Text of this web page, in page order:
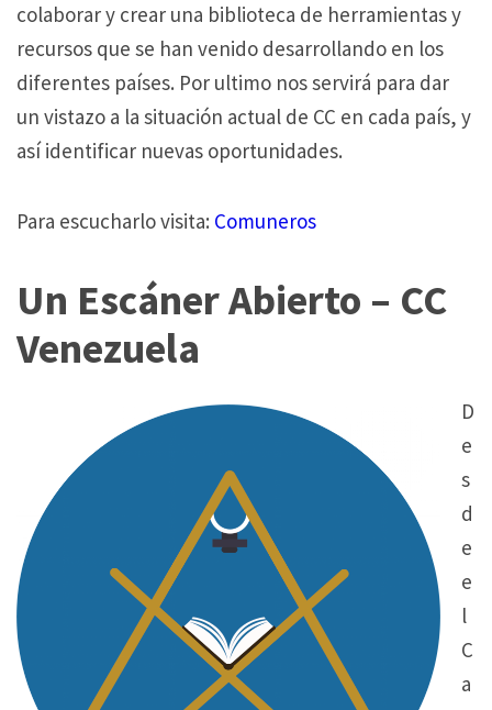
colaborar y crear una biblioteca de herramientas y
recursos que se han venido desarrollando en los
diferentes países. Por ultimo nos servirá para dar
un vistazo a la situación actual de CC en cada país, y
así identificar nuevas oportunidades.
Para escucharlo visita: Comuneros
Un Escáner Abierto – CC
Venezuela
D
e
s
d
e
e
l
C
a